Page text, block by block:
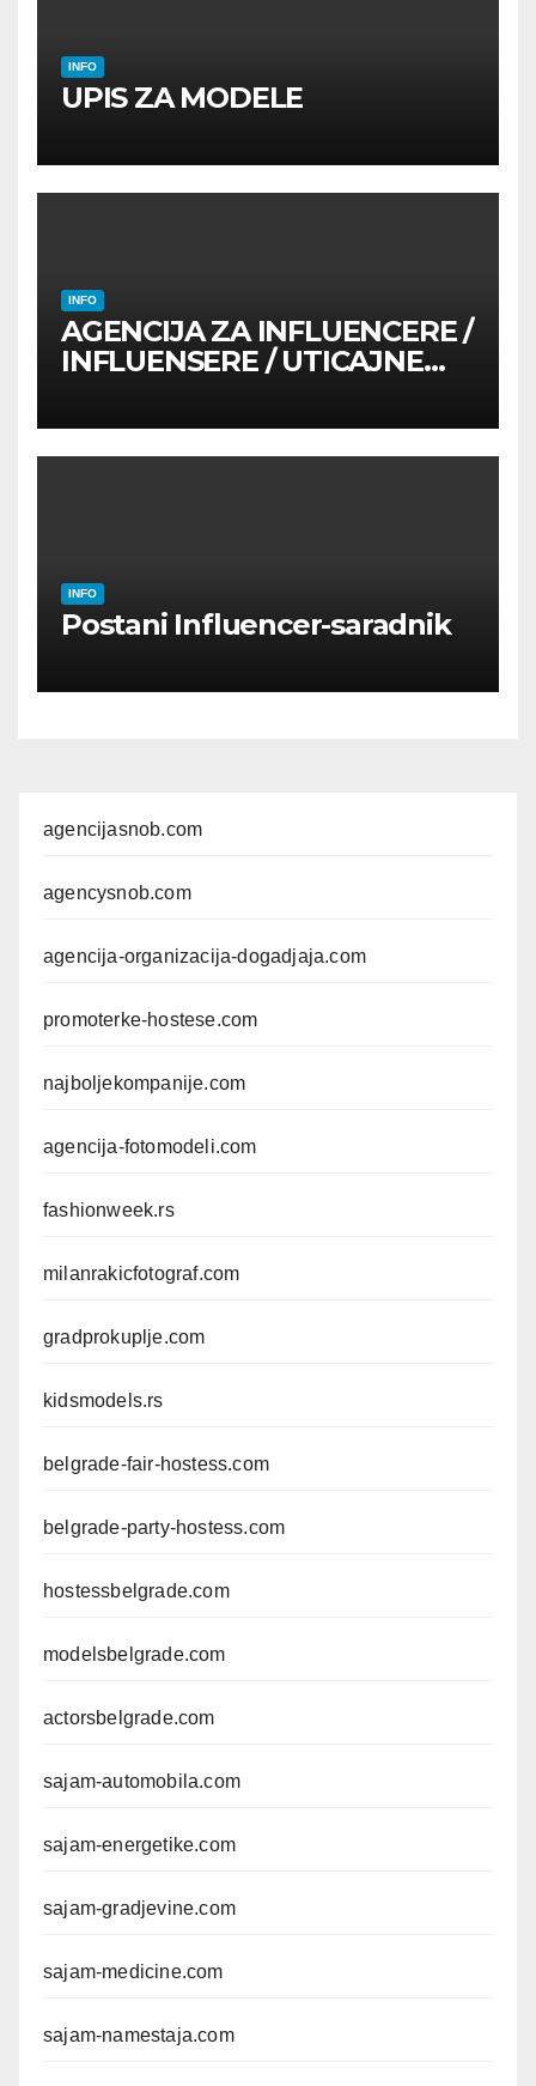
INFO
UPIS ZA MODELE
INFO
AGENCIJA ZA INFLUENCERE /
INFLUENSERE / UTICAJNE
INFO
Postani Influencer-saradnik
agencijasnob.com
agencysnob.com
agencija-organizacija-dogadjaja.com
promoterke-hostese.com
najboljekompanije.com
agencija-fotomodeli.com
fashionweek.rs
milanrakicfotograf.com
gradprokuplje.com
kidsmodels.rs
belgrade-fair-hostess.com
belgrade-party-hostess.com
hostessbelgrade.com
modelsbelgrade.com
actorsbelgrade.com
sajam-automobila.com
sajam-energetike.com
sajam-gradjevine.com
sajam-medicine.com
sajam-namestaja.com